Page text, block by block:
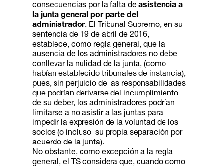
consecuencias por la falta deasistencia a
la junta general por parte del
administrador. El Tribunal Supremo, en su
sentencia de 19 de abril de 2016,
establece, como regla general, que la
ausencia de los administradores no debe
conllevar la nulidad de la junta, (como
habían establecido tribunales de instancia),
pues, sin perjuicio de las responsabilidades
que podrían derivarse del incumplimiento
de su deber, los administradores podrían
limitarse a no asistir a las juntas para
impedir la expresión de la voluntad de los
socios (o incluso su propia separación por
acuerdo de la junta).
No obstante, como excepción a la regla
general, el TS considera que, cuando como